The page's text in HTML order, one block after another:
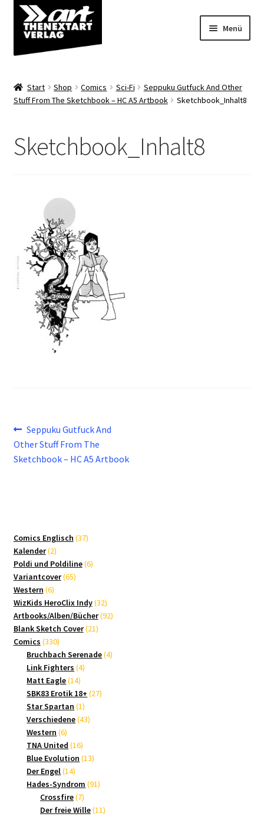
Zur
Navigation
springen
Zum
Inhalt
springen
Menü
Shop
Start Shop Comics Sci-Fi
Seppuku Gutfuck And Other
Stuff From The Sketchbook – HC A5 Artbook
Sketchbook_Inhalt8
Sketchbook_Inhalt8
Beitragsnavigation
Vorheriger
Beitrag:
Seppuku Gutfuck And
Other Stuff From The
Sketchbook – HC A5 Artbook
Comics Englisch 3737
Kalender 22
Produkte
Poldi und Poldiline 66
Variantcover 6565
Western 66
Produkte
WizKids HeroClix Indy 3232
Produkte
Artbooks/Alben/Bücher 9292
Blank Sketch Cover 2121
Comics 330330
Produkte
Bruchbach Serenade 44
Link Fighters 44
Matt Eagle 1414
Produkte
SBK83 Erotik 18+ 2727
Star Spartan 11
Produkt
Verschiedene 4343
Western 66
Produkte
TNA United 1616
Produkte
Blue Evolution 1313
Der Engel 1414
Produkte
Hades-Syndrom 9191
Crossfire 77
Produkte
Der freie Wille 1111